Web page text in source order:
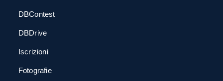
DBContest
DBDrive
Iscrizioni
Fotografie